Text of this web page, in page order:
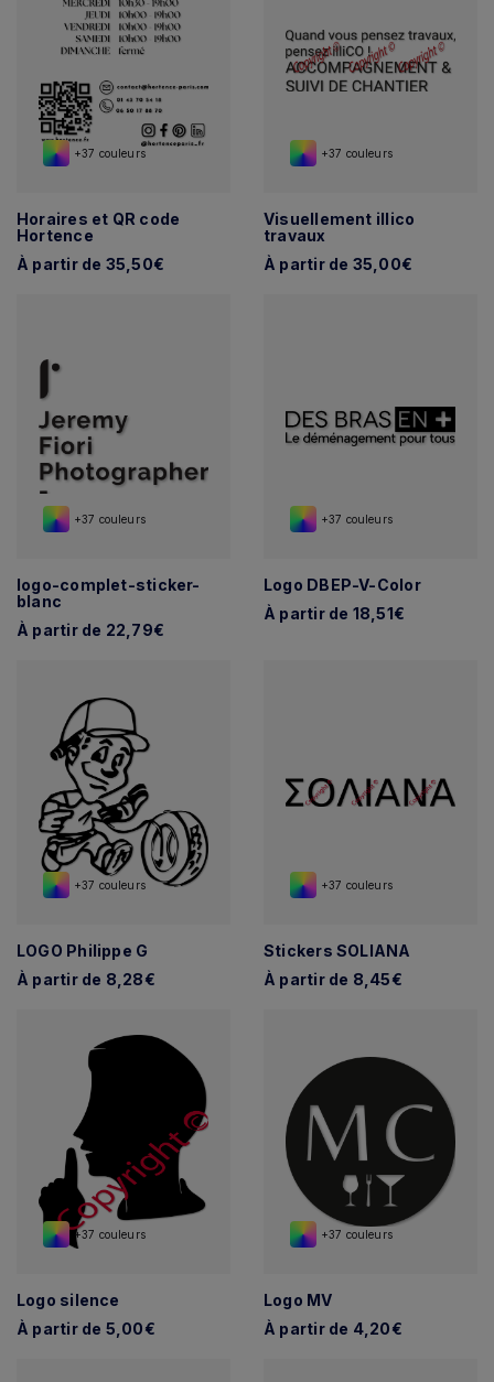
+37 couleurs
Horaires et QR code
Hortence
À partir de 35,50€
+37 couleurs
Visuellement illico
travaux
À partir de 35,00€
+37 couleurs
logo-complet-sticker-
blanc
À partir de 22,79€
+37 couleurs
Logo DBEP-V-Color
À partir de 18,51€
+37 couleurs
LOGO Philippe G
À partir de 8,28€
+37 couleurs
Stickers SOLIANA
À partir de 8,45€
+37 couleurs
Logo silence
À partir de 5,00€
+37 couleurs
Logo MV
À partir de 4,20€